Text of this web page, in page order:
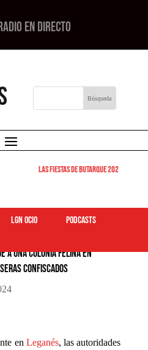
EN DIRECTO
Las Fiestas de Butarque 2026
LGN ocio podcasts
a una colonia felina en
confiscados
en Leganés, las autoridades